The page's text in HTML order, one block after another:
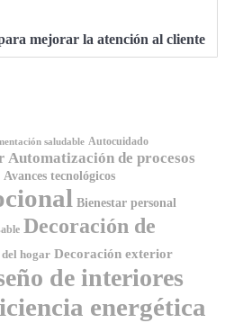
mejorar la atención al cliente
saludable Autocuidado
Automatización de procesos
Avances tecnológicos
Bienestar personal
Decoración de
hogar Decoración exterior
de interiores
energética